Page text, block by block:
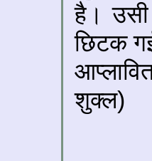
है।
छिटक
शुक्ल)